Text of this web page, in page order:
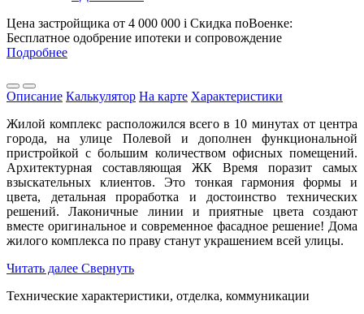
Цена застройщика от 4 000 000 i Скидка поВоенке:
Бесплатное одобрение ипотеки и сопровождение
Подробнее
Описание Калькулятор На карте Характеристики
Жилой комплекс расположился всего в 10 минутах от центра
города, на улице Полевой и дополнен функциональной
пристройкой с большим количеством офисных помещений.
Архитектурная составляющая ЖК Время поразит самых
взыскательных клиентов. Это тонкая гармония формы и
цвета, детальная проработка и достоинство технических
решений. Лаконичные линии и приятные цвета создают
вместе оригинальное и современное фасадное решение! Дома
жилого комплекса по праву станут украшением всей улицы.
Читать далее Свернуть
Технические характеристики, отделка, коммуникации